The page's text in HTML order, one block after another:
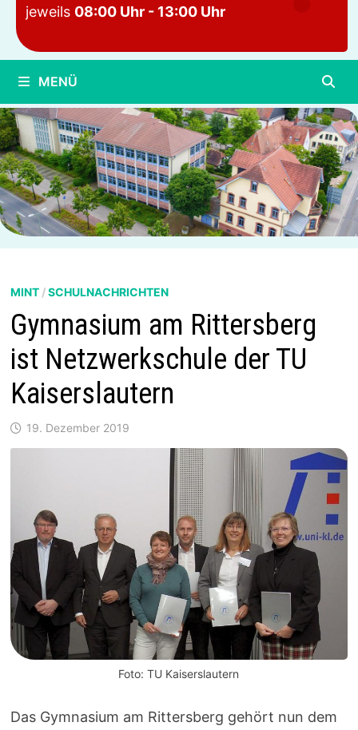
jeweils 08:00 Uhr - 13:00 Uhr
MENÜ
MINT /SCHULNACHRICHTEN
Gymnasium am Rittersberg
ist Netzwerkschule der TU
Kaiserslautern
19. Dezember 2019
Foto: TU Kaiserslautern
Das Gymnasium am Rittersberg gehört nun dem